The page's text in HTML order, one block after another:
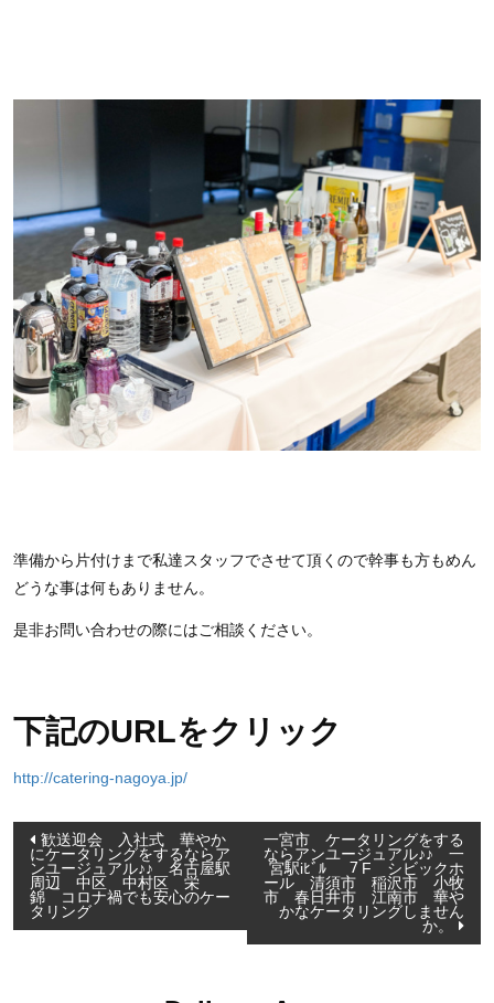
準備から片付けまで私達スタッフでさせて頂くので幹事も方もめん
どうな事は何もありません。
是非お問い合わせの際にはご相談ください。
下記のURLをクリック
http://catering-nagoya.jp/
投
稿
ナ
ビ
歓送迎会 入社式 華やか
にケータリングをするならア
ンユージュアル♪♪ 名古屋駅
周辺 中区 中村区 栄
錦 コロナ禍でも安心のケー
タリング
一宮市 ケータリングをする
ならアンユージュアル♪♪ 一
宮駅iﾋﾞﾙ ７F シビックホ
ール 清須市 稲沢市 小牧
市 春日井市 江南市 華や
かなケータリングしません
か。